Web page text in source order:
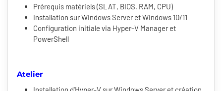
Prérequis matériels (SLAT, BIOS, RAM, CPU)
Installation sur Windows Server et Windows 10/11
Configuration initiale via Hyper-V Manager et
PowerShell
Atelier